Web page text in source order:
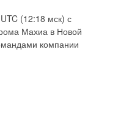
(12:18 мск) с
Махиа в Новой
компании